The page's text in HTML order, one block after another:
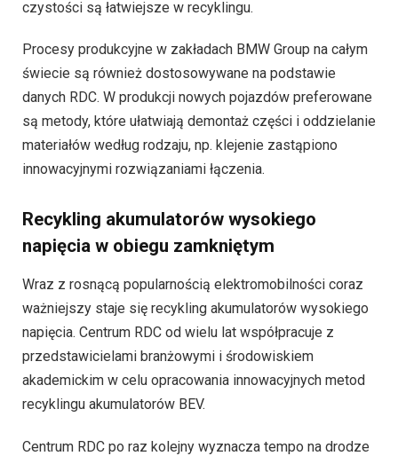
czystości są łatwiejsze w recyklingu.
Procesy produkcyjne w zakładach BMW Group na całym
świecie są również dostosowywane na podstawie
danych RDC. W produkcji nowych pojazdów preferowane
są metody, które ułatwiają demontaż części i oddzielanie
materiałów według rodzaju, np. klejenie zastąpiono
innowacyjnymi rozwiązaniami łączenia.
Recykling akumulatorów wysokiego
napięcia w obiegu zamkniętym
Wraz z rosnącą popularnością elektromobilności coraz
ważniejszy staje się recykling akumulatorów wysokiego
napięcia. Centrum RDC od wielu lat współpracuje z
przedstawicielami branżowymi i środowiskiem
akademickim w celu opracowania innowacyjnych metod
recyklingu akumulatorów BEV.
Centrum RDC po raz kolejny wyznacza tempo na drodze